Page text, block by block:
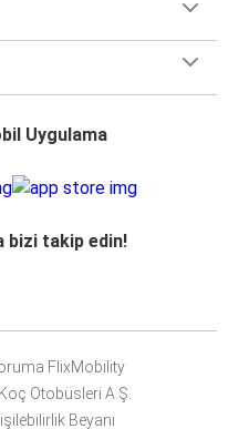
Uygulama
bizi takip edin!
FlixMobility
Otobüsleri A.Ş.
Beyanı